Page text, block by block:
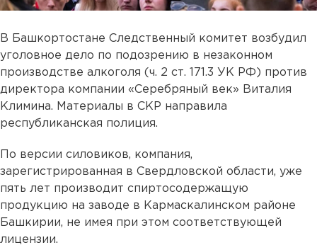
В Башкортостане Следственный комитет возбудил
уголовное дело по подозрению в незаконном
производстве алкоголя (ч. 2 ст. 171.3 УК РФ) против
директора компании «Серебряный век» Виталия
Климина. Материалы в СКР направила
республиканская полиция.
По версии силовиков, компания,
зарегистрированная в Свердловской области, уже
пять лет производит спиртосодержащую
продукцию на заводе в Кармаскалинском районе
Башкирии, не имея при этом соответствующей
лицензии.